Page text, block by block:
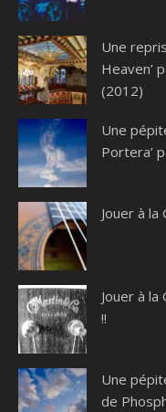
Une
Heaven’
(2012)
Une
Portera’
Jouer à la
Jouer à
!!
Une
de